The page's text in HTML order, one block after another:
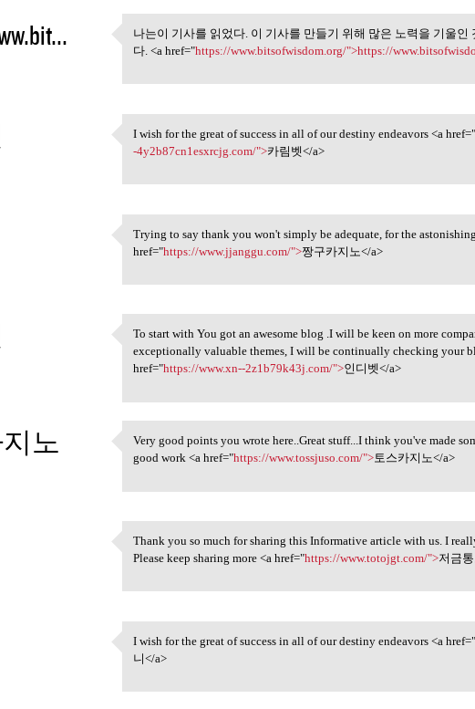
나는이 기사를 읽었다. 이 기사를 만들기
나는이 기사를 읽었다. 이 기사를 만들기 위해 많은 노력을 기울인
다. <a href="https://www.bitsofwisdom.org/">https://
I wish for the great of
I wish for the great of success in all of our destiny endeavors <a
-4y2b87cn1esxrcjg.com/">카림벳</a>
Trying to say thank you won't
Trying to say thank you won't simply be adequate, for the
href="https://www.jjanggu.com/">짱구카지노</a>
To start with You got an
To start with You got an awesome blog .I will be keen on more
exceptionally valuable themes, I will be continually checking your
href="https://www.xn--2z1b79k43j.com/">인디벳</a>
노 Very good points you wrote
Very good points you wrote here..Great stuff...I think you've made
good work <a href="https://www.tossjuso.com/">토스카지노</a>
Thank you so much for sharing
Thank you so much for sharing this Informative article with us. I
Please keep sharing more <a href="https://www.totojgt.com/">저금
I wish for the great of
I wish for the great of success in all of our destiny endeavors <a
니</a>